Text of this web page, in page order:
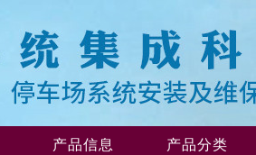
产品信息 产品分类